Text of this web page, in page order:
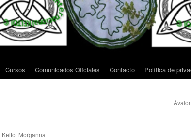
Cursos Comunicados Oficiales Contacto Política de
Keltoi Morganna